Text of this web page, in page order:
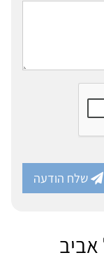
שלח הודעה